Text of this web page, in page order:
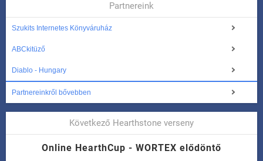
Partnereink
Szukits Internetes Könyváruház
ABCkitüző
Diablo - Hungary
Partnereinkről bővebben
Következő Hearthstone verseny
Online HearthCup - WORTEX elődöntő